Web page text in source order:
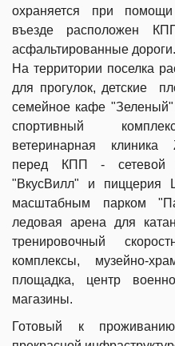
охраняется при
въезде расположен
асфальтированные дороги.
На территории поселка
для прогулок, детские
семейное кафе "Зеленый"
спортивный
ветеринарная клиника
перед КПП - сетевой
"ВкусВилл" и пиццерия
масштабным парком
ледовая арена для
тренировочный
комплексы, музейно-
площадка, центр
магазины.
Готовый к